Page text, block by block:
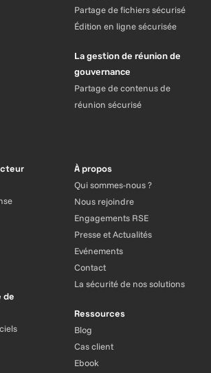
Partage de fichiers sécurisé
Édition en ligne sécurisée
La gestion de réunion de
gouvernance
Partage de contenus de
réunion sécurisé
de
À propos
Qui sommes-nous ?
Nous rejoindre
Engagements RSE
Presse et Actualités
Evénements
Contact
La sécurité de nos solutions
Ressources
Blog
Cas client
Ebook